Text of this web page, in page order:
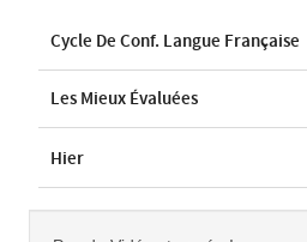
Cycle De Conf. Langue Française
Les Mieux Évaluées
Hier